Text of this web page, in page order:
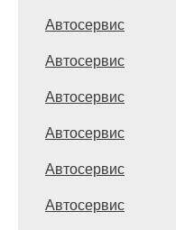
Автосервис
Автосервис
Автосервис
Автосервис
Автосервис
Автосервис